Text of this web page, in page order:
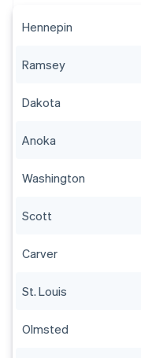
Hennepin
Ramsey
Dakota
Anoka
Washington
Scott
Carver
St. Louis
Olmsted